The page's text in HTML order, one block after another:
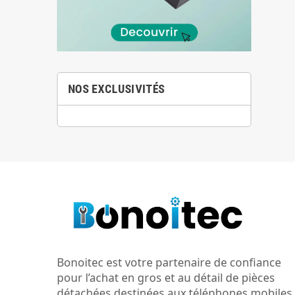
NOS EXCLUSIVITÉS
Bonoitec est votre partenaire de confiance
pour l’achat en gros et au détail de pièces